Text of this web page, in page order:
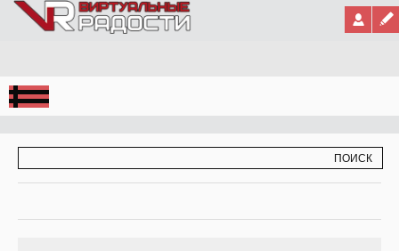
Jump to Navigation